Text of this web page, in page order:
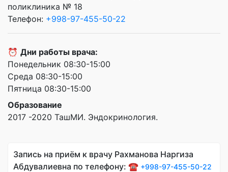
поликлиника № 18
Телефон: +998-97-455-50-22
⏰ Дни работы врача:
Понедельник 08:30-15:00
Среда 08:30-15:00
Пятница 08:30-15:00
Образование
2017 -2020 ТашМИ. Эндокринология.
Запись на приём к врачу Рахманова Наргиза
Абдувалиевна по телефону: ☎️ +998-97-455-50-22